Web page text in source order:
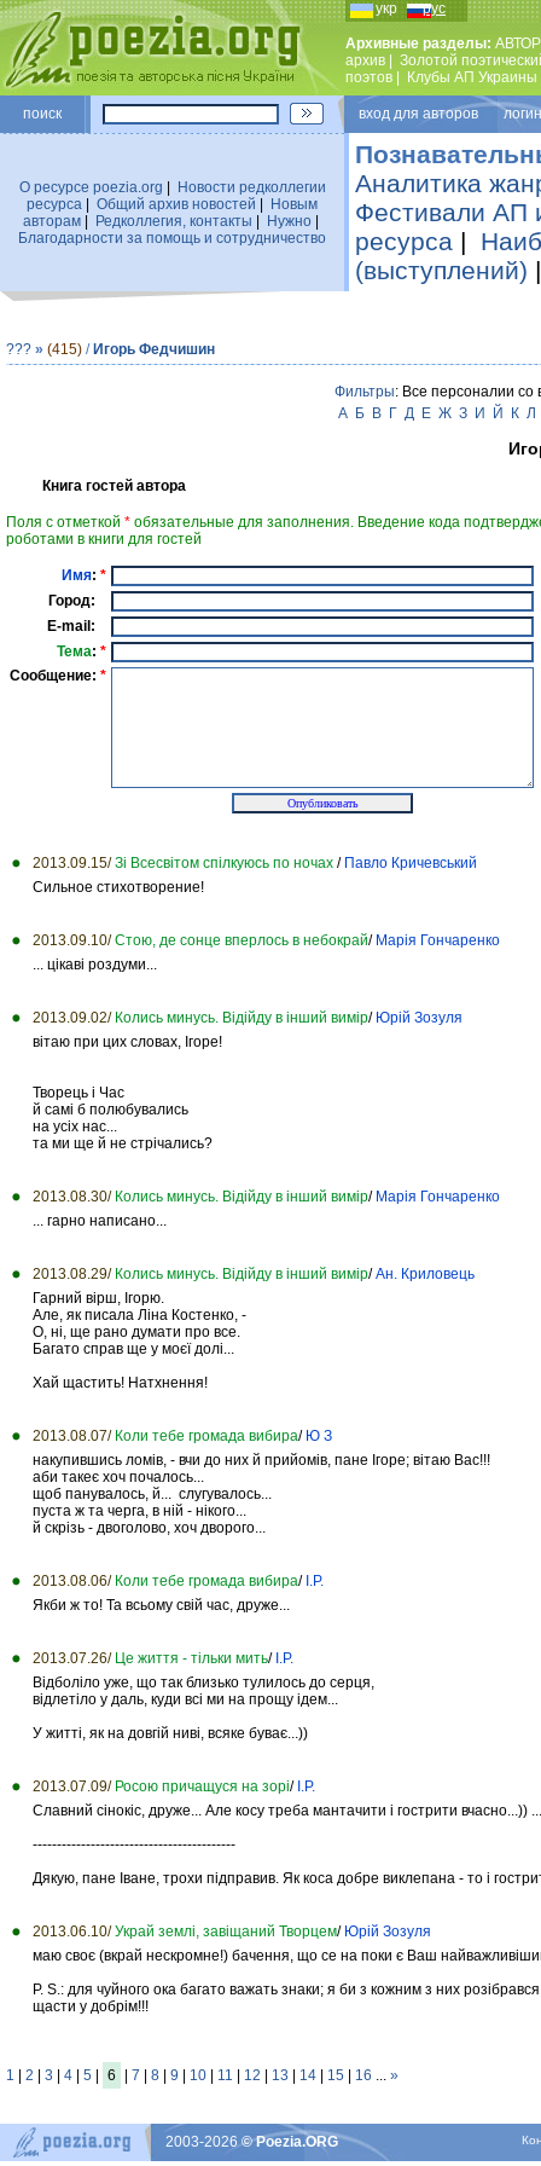
укр рус
Архивные разделы:
архив
Золотой
поэтов
Клубы АП Украины
поиск вход для авторов
О ресурсе poezia.org
Новости редколлегии
ресурса
Общий архив новостей
Новым
авторам| Редколлегия, контакты Нужно|
Благодарности за помощь и сотрудничество
Аналитика
Фестивали АП
ресурса |
(выступлений)
??? » (415) / Игорь Федчишин
Фильтры: Все персоналии со
А
Б В Г Д Е Ж З И Й К Л
Книга гостей автора
Поля с отметкой * обязательные для заполнения. Введение кода
роботами в книги для гостей
Имя: *
Город:
E-mail:
Тема: *
Сообщение: *
2013.09.15/ Зі Всесвітом спілкуюсь по ночах / Павло Кричевський
Сильное стихотворение!
2013.09.10/ Cтою, де сонце вперлось в небокрай/ Марія Гончаренко
... цікаві роздуми...
2013.09.02/ Колись минусь. Відійду в інший вимір/ Юрій Зозуля
вітаю при цих словах, Ігоре!
Творець і Час
й самі б полюбувались
на усіх нас...
та ми ще й не стрічались?
2013.08.30/ Колись минусь. Відійду в інший вимір/ Марія Гончаренко
... гарно написано...
2013.08.29/ Колись минусь. Відійду в інший вимір/Ан. Криловець
Гарний вірш, Ігорю.
Але, як писала Ліна Костенко, -
О, ні, ще рано думати про все.
Багато справ ще у моєї долі...
Хай щастить! Натхнення!
2013.08.07/ Коли тебе громада вибира/ Ю З
накупившись ломів, - вчи до них й прийомів, пане Ігоре; вітаю Вас!!!
аби такеє хоч почалось...
щоб панувалось, й... слугувалось...
пуста ж та черга, в ній - нікого...
й скрізь - двоголово, хоч дворого...
2013.08.06/ Коли тебе громада вибира/ І.Р.
Якби ж то! Та всьому свій час, друже...
2013.07.26/ Це життя - тільки мить/ І.Р.
Відболіло уже, що так близько тулилось до серця,
відлетіло у даль, куди всі ми на прощу ідем...
У житті, як на довгій ниві, всяке буває...))
2013.07.09/ Росою причащуся на зорі/ І.Р.
Славний сінокіс, друже... Але косу треба мантачити і гострити вчасно...))
------------------------------------------
Дякую, пане Іване, трохи підправив. Як коса добре виклепана - то і
2013.06.10/ Украй землі, завіщаний Творцем/ Юрій Зозуля
маю своє (вкрай нескромне!) бачення, що се на поки є Ваш найважливіший
P. S.: для чуйного ока багато важать знаки; я би з кожним з них
щасти у добрім!!!
1 2 3 4 5 6 7 8 9 10 11 12 13 14 15 16 ... »
2003-2026© Poezia.ORG